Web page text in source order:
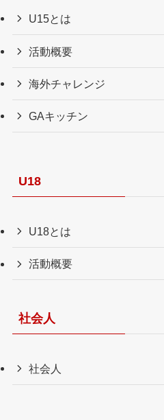
U15とは
活動概要
海外チャレンジ
GAキッチン
U18
U18とは
活動概要
社会人
社会人